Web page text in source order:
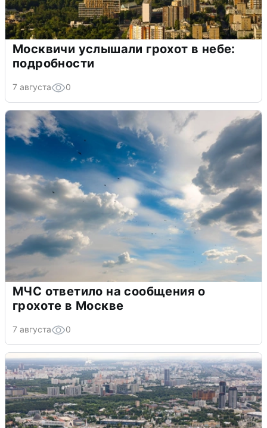
Москвичи услышали грохот в небе:
подробности
7 августа 0
МЧС ответило на сообщения о
грохоте в Москве
7 августа 0